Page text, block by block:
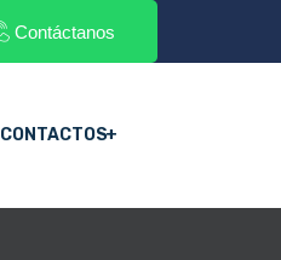
Contáctanos
CONTACTOS